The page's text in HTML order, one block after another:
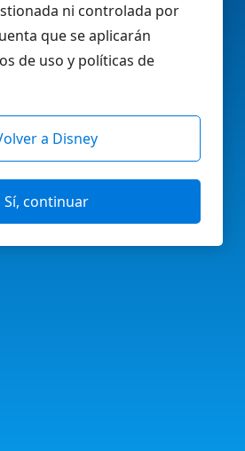
ni controlada por
que se aplicarán
de uso y políticas de
a Disney
Sí, continuar